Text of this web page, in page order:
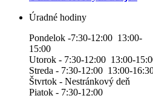
Úradné hodiny
Pondelok -7:30-12:00 13:00-
15:00
Utorok - 7:30-12:00 13:00-
Streda - 7:30-12:00 13:00-
Štvrtok - Nestránkový deň
Piatok - 7:30-12:00